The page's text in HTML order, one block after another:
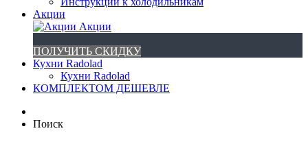
Акции
Акции
ПОЛУЧИТЬ СКИДКУ
Кухни Radolad
Кухни Radolad
КОМПЛЕКТОМ ДЕШЕВЛЕ
Поиск